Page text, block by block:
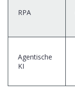
RPA
Agentische
KI